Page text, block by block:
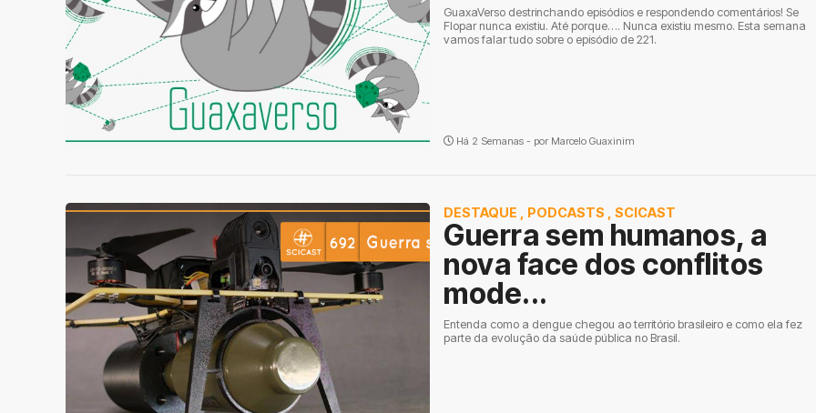
GuaxaVerso destrinchando episódios e respondendo comentários! Se
Flopar nunca existiu. Até porque…. Nunca existiu mesmo. Esta semana
vamos falar tudo sobre o episódio de 221.
Há 2 Semanas - por Marcelo Guaxinim
DESTAQUE PODCASTS SCICAST
Guerra sem humanos, a
nova face dos conflitos
mode...
Entenda como a dengue chegou ao território brasileiro e como ela fez
parte da evolução da saúde pública no Brasil.